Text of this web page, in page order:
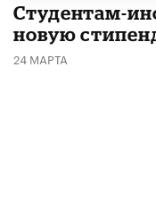
Студентам-
новую
24 МАРТА